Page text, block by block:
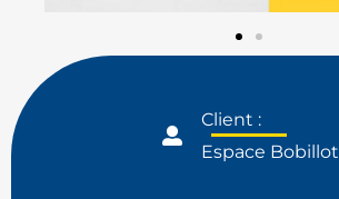
Client :
Espace Bobillot